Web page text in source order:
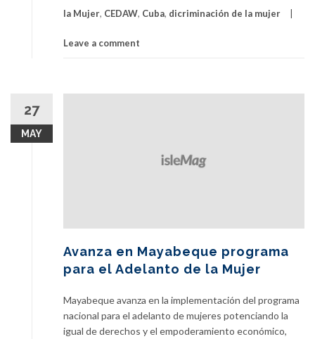
la Mujer, CEDAW, Cuba, dicriminación de la mujer
Leave a comment
27
MAY
Avanza en Mayabeque programa
para el Adelanto de la Mujer
Mayabeque avanza en la implementación del programa
nacional para el adelanto de mujeres potenciando la
igual de derechos y el empoderamiento económico,